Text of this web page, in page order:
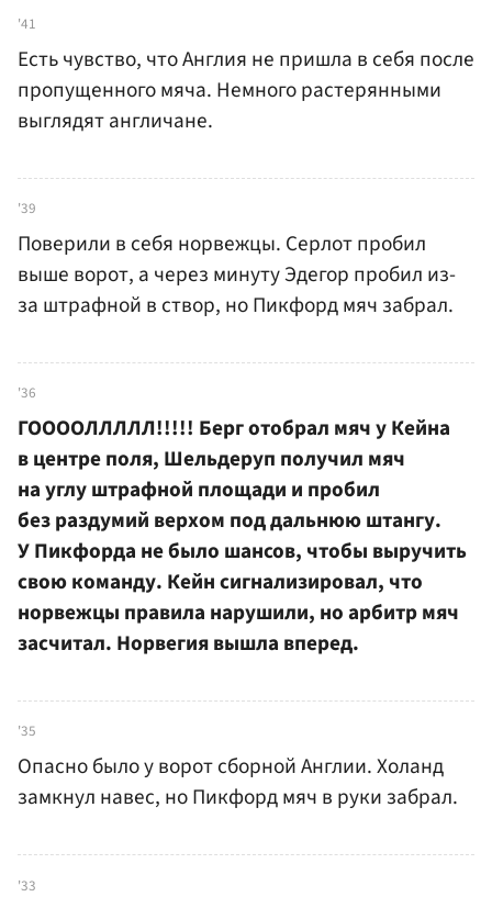
'41
Есть чувство, что Англия не пришла в себя после
пропущенного мяча. Немного растерянными
выглядят англичане.
'39
Поверили в себя норвежцы. Серлот пробил
выше ворот, а через минуту Эдегор пробил из-
за штрафной в створ, но Пикфорд мяч забрал.
'36
ГООООЛЛЛЛЛ!!!!! Берг отобрал мяч у Кейна
в центре поля, Шельдеруп получил мяч
на углу штрафной площади и пробил
без раздумий верхом под дальнюю штангу.
У Пикфорда не было шансов, чтобы выручить
свою команду. Кейн сигнализировал, что
норвежцы правила нарушили, но арбитр мяч
засчитал. Норвегия вышла вперед.
'35
Опасно было у ворот сборной Англии. Холанд
замкнул навес, но Пикфорд мяч в руки забрал.
'33